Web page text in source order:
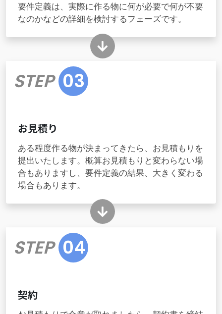
要件定義は、実際に作る物に何が必要で何が不要
なのかなどの詳細を検討するフェーズです。
STEP 03
お見積り
ある程度作る物が決まってきたら、お見積もりを
提出いたします。概算お見積もりと変わらない場
合もありますし、要件定義の結果、大きく変わる
場合もあります。
STEP 04
契約